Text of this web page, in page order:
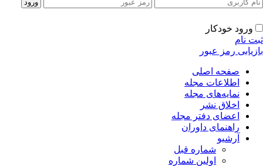
ورود خودکار
نام
رمز عبور
صفحه اصلی
اطلاعات مجله
نمایه‌های مجله
اخلاق نشر
اعضای دفتر مجله
راهنمای داوران
آرشیو
شماره قبل
اولین شماره